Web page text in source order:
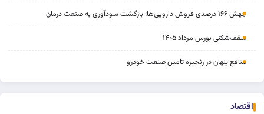
جهش ۱۶۶ درصدی فروش دارویی‌ها؛ بازگشت سودآوری به صنعت درمان
سقف‌شکنی بورس مرداد ۱۴۰۵
منافع پنهان در زنجیره تامین صنعت خودرو
اقتصاد